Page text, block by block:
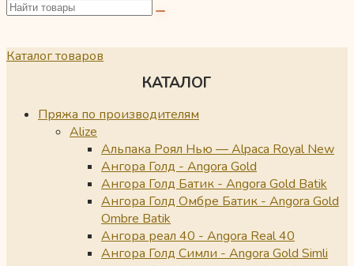
Каталог товаров
КАТАЛОГ
Пряжа по производителям
Alize
Альпака Роял Нью — Alpaca Royal New
Ангора Голд - Angora Gold
Ангора Голд Батик - Angora Gold Batik
Ангора Голд Омбре Батик - Angora Gold
Ombre Batik
Ангора реал 40 - Angora Real 40
Ангора Голд Симли - Angora Gold Simli